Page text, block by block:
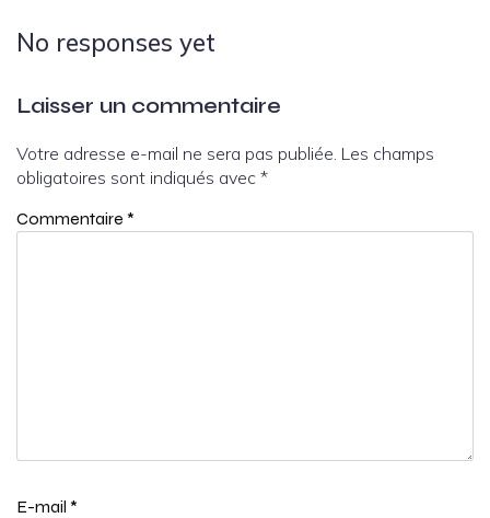
No responses yet
Laisser un commentaire
Votre adresse e-mail ne sera pas publiée. Les champs
obligatoires sont indiqués avec *
Commentaire *
E-mail *